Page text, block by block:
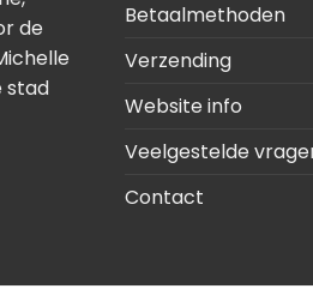
de
stad
Betaalmethoden
Verzending
Website info
Veelgestelde
Contact